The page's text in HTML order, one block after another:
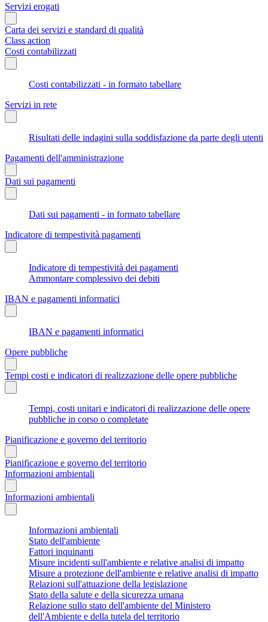
Servizi erogati
Carta dei servizi e standard di qualità
Class action
Costi contabilizzati
Costi contabilizzati - in formato tabellare
Servizi in rete
Risultati delle indagini sulla soddisfazione da parte degli utenti
Pagamenti dell'amministrazione
Dati sui pagamenti
Dati sui pagamenti - in formato tabellare
Indicatore di tempestività pagamenti
Indicatore di tempestività dei pagamenti
Ammontare complessivo dei debiti
IBAN e pagamenti informatici
IBAN e pagamenti informatici
Opere pubbliche
Tempi costi e indicatori di realizzazione delle opere pubbliche
Tempi, costi unitari e indicatori di realizzazione delle opere
pubbliche in corso o completate
Pianificazione e governo del territorio
Pianificazione e governo del territorio
Informazioni ambientali
Informazioni ambientali
Informazioni ambientali
Stato dell'ambiente
Fattori inquinanti
Misure incidenti sull'ambiente e relative analisi di impatto
Misure a protezione dell'ambiente e relative analisi di impatto
Relazioni sull'attuazione della legislazione
Stato della salute e della sicurezza umana
Relazione sullo stato dell'ambiente del Ministero
dell'Ambiente e della tutela del territorio